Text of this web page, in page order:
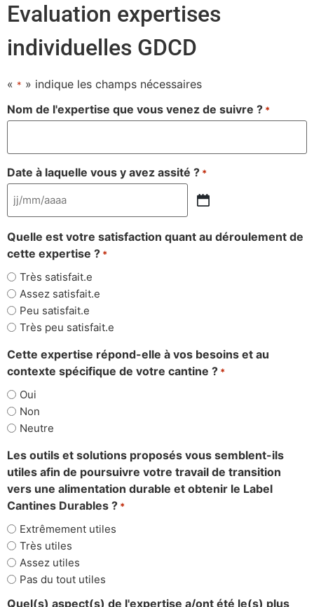
Evaluation expertises
individuelles GDCD
« * » indique les champs nécessaires
Nom de l'expertise que vous venez de suivre ? *
Date à laquelle vous y avez assité ? *
Quelle est votre satisfaction quant au déroulement de
cette expertise ? *
Très satisfait.e
Assez satisfait.e
Peu satisfait.e
Très peu satisfait.e
Cette expertise répond-elle à vos besoins et au
contexte spécifique de votre cantine ? *
Oui
Non
Neutre
Les outils et solutions proposés vous semblent-ils
utiles afin de poursuivre votre travail de transition
vers une alimentation durable et obtenir le Label
Cantines Durables ? *
Extrêmement utiles
Très utiles
Assez utiles
Pas du tout utiles
Quel(s) aspect(s) de l'expertise a/ont été le(s) plus